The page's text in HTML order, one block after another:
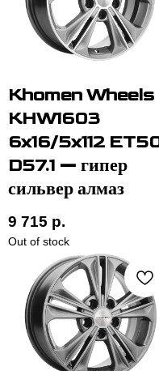
Khomen Wheels
KHW1603
6x16/5x112
D57.1 — гипер
сильвер алмаз
9 715 р.
Out of stock